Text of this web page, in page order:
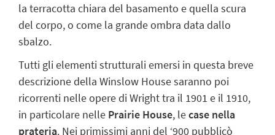
la terracotta chiara del basamento e quella scura
del corpo, o come la grande ombra data dallo
sbalzo.
Tutti gli elementi strutturali emersi in questa breve
descrizione della Winslow House saranno poi
ricorrenti nelle opere di Wright tra il 1901 e il 1910,
in particolare nelle Prairie House, lecase nella
prateria. Nei primissimi anni del ‘900 pubblicò